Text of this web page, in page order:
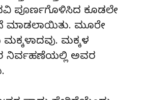
ಪೂರ್ಣಗೊಳಿಸಿದ ಕೂಡಲೇ
ಮಾಡಲಾಯಿತು. ಮೂರೇ
ಮಕ್ಕಳ
ನಿರ್ವಹಣೆಯಲ್ಲಿ ಅವರ